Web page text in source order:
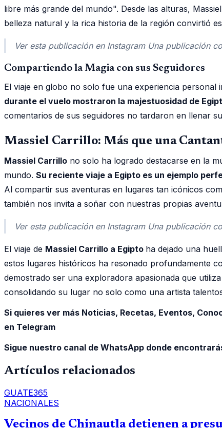
libre más grande del mundo". Desde las alturas,
belleza natural y la rica historia de la región convirtió
Ver esta publicación en Instagram Una publicación
Compartiendo la Magia con sus Seguidores
El viaje en globo no solo fue una experiencia personal
durante el vuelo mostraron la majestuosidad de
comentarios de sus seguidores no tardaron en llenar
Massiel Carrillo: Más que una
Massiel Carrillo no solo ha logrado destacarse en la
mundo. Su reciente viaje a Egipto es un ejemplo
Al compartir sus aventuras en lugares tan icónicos
también nos invita a soñar con nuestras propias
Ver esta publicación en Instagram Una publicación
El viaje de Massiel Carrillo a Egipto ha dejado una
estos lugares históricos ha resonado profundamente
demostrado ser una exploradora apasionada que
consolidando su lugar no solo como una artista
Si quieres ver más Noticias, Recetas, Eventos,
en Telegram
Sigue nuestro canal de WhatsApp donde
Artículos relacionados
GUATE365
NACIONALES
Vecinos de Chinautla detienen a